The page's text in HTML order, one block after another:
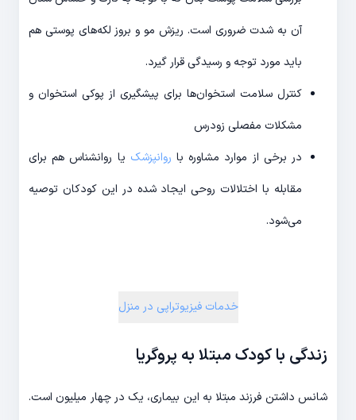
آن به شدت ضروری است. ریزش مو و بروز لکه‌های پوستی هم
باید مورد توجه و رسیدگی قرار گیرد.
کنترل سلامت استخوان‌ها برای پیشگیری از پوکی استخوان و
مشکلات مفصلی زودرس
در برخی از موارد مشاوره با روانپزشک یا روانشناس هم برای
مقابله با اختلالات روحی ایجاد شده در این کودکان توصیه
می‌شود.
خدمات فیزیوتراپی در منزل
زندگی با کودک مبتلا به پروگریا
شانس داشتن فرزند مبتلا به این بیماری، یک در چهار میلیون است.